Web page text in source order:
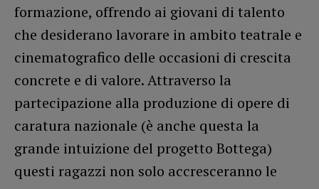
formazione, offrendo ai giovani di talento
che desiderano lavorare in ambito teatrale e
cinematografico delle occasioni di crescita
concrete e di valore. Attraverso la
partecipazione alla produzione di opere di
caratura nazionale (è anche questa la
grande intuizione del progetto Bottega)
questi ragazzi non solo accresceranno le